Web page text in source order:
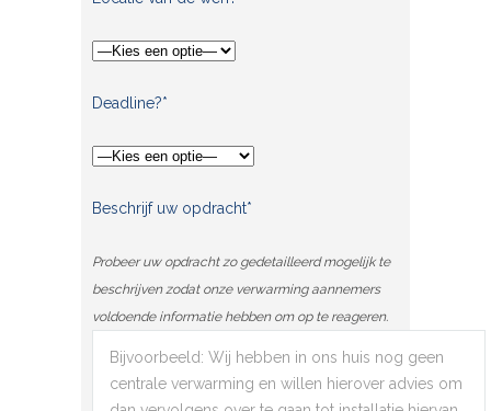
Deadline?*
Beschrijf uw opdracht*
Probeer uw opdracht zo gedetailleerd mogelijk te
beschrijven zodat onze verwarming aannemers
voldoende informatie hebben om op te reageren.